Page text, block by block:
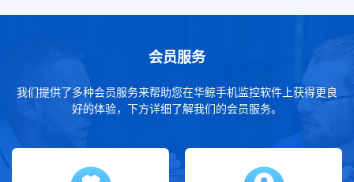
会员服务
我们提供了多种会员服务来帮助您在华鲸手机监控软件上获得更良
好的体验，下方详细了解我们的会员服务。